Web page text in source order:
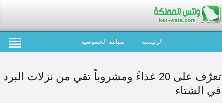
الرئيسية سياسة الخصوصية
تعرّف على 20 غذاءً ومشروباً تقي من نزلات البرد
في الشتاء